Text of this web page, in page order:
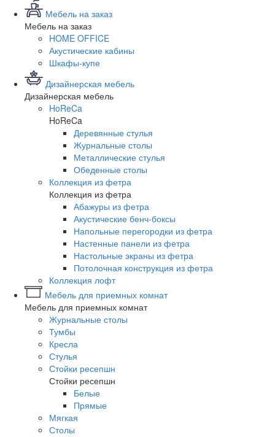
Мебель на заказ
Мебель на заказ
HOME OFFICE
Акустические кабины
Шкафы-купе
Дизайнерская мебель
Дизайнерская мебель
HoReCa
HoReCa
Деревянные стулья
Журнальные столы
Металлические стулья
Обеденные столы
Коллекция из фетра
Коллекция из фетра
Абажуры из фетра
Акустические бенч-боксы
Напольные перегородки из фетра
Настенные панели из фетра
Настольные экраны из фетра
Потолочная конструкция из фетра
Коллекция лофт
Мебель для приемных комнат
Мебель для приемных комнат
Журнальные столы
Тумбы
Кресла
Стулья
Стойки ресепшн
Стойки ресепшн
Белые
Прямые
Мягкая
Столы